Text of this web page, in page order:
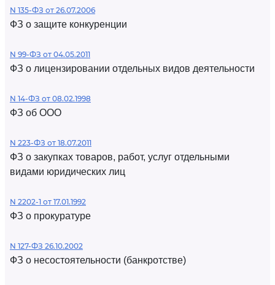
N 135-ФЗ от 26.07.2006
ФЗ о защите конкуренции
N 99-ФЗ от 04.05.2011
ФЗ о лицензировании отдельных видов деятельности
N 14-ФЗ от 08.02.1998
ФЗ об ООО
N 223-ФЗ от 18.07.2011
ФЗ о закупках товаров, работ, услуг отдельными
видами юридических лиц
N 2202-1 от 17.01.1992
ФЗ о прокуратуре
N 127-ФЗ 26.10.2002
ФЗ о несостоятельности (банкротстве)